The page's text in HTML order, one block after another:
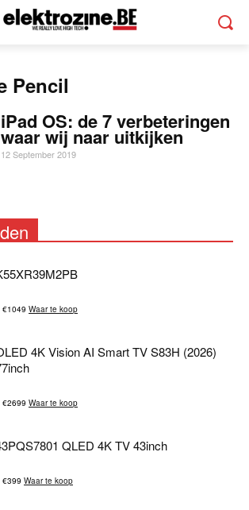
Pencil
iPad OS: de 7 verbeteringen
waar wij naar uitkijken
12 September 2019
€1049 Waar te koop
4K Vision AI Smart TV S83H (2026)
€2699 Waar te koop
QLED 4K TV 43inch
€399 Waar te koop